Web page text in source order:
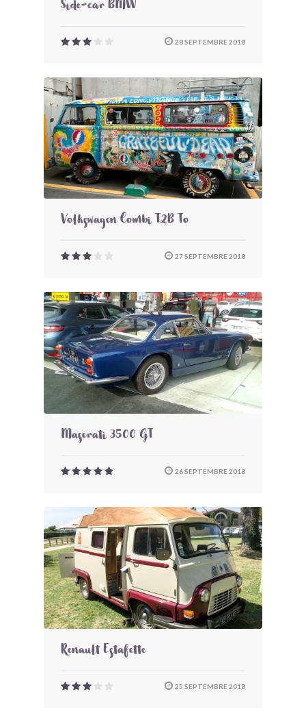
Side-car BMW
28 SEPTEMBRE 2018
Volkswagen Combi T2B To
27 SEPTEMBRE 2018
Maserati 3500 GT
26 SEPTEMBRE 2018
Renault Estafette
25 SEPTEMBRE 2018